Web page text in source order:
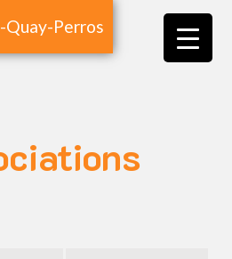
Quay-Perros